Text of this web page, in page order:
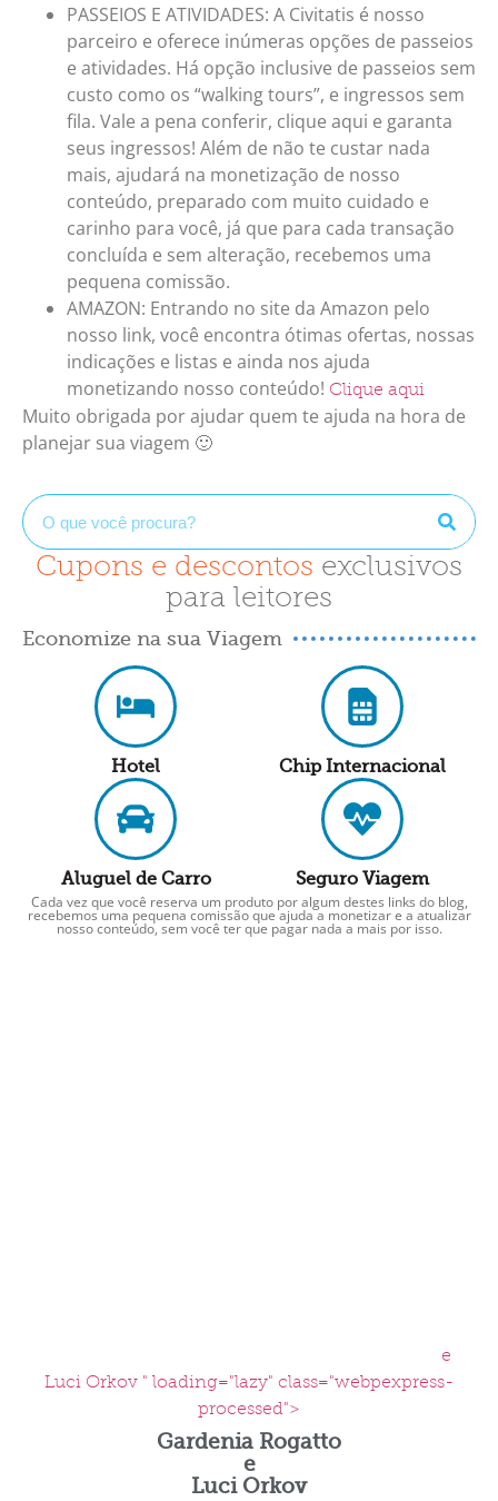
PASSEIOS E ATIVIDADES: A Civitatis é nosso
parceiro e oferece inúmeras opções de passeios
e atividades. Há opção inclusive de passeios sem
custo como os “walking tours”, e ingressos sem
fila. Vale a pena conferir, clique aqui e garanta
seus ingressos! Além de não te custar nada
mais, ajudará na monetização de nosso
conteúdo, preparado com muito cuidado e
carinho para você, já que para cada transação
concluída e sem alteração, recebemos uma
pequena comissão.
AMAZON: Entrando no site da Amazon pelo
nosso link, você encontra ótimas ofertas, nossas
indicações e listas e ainda nos ajuda
monetizando nosso conteúdo! Clique aqui
Muito obrigada por ajudar quem te ajuda na hora de
planejar sua viagem 🙂
Cupons e descontos exclusivos
para leitores
Economize na sua Viagem
Hotel Chip Internacional
Aluguel de Carro Seguro Viagem
Cada vez que você reserva um produto por algum destes links do blog,
recebemos uma pequena comissão que ajuda a monetizar e a atualizar
nosso conteúdo, sem você ter que pagar nada a mais por isso.
e
Luci Orkov " loading="lazy" class="webpexpress-
processed">
Gardenia Rogatto
e
Luci Orkov